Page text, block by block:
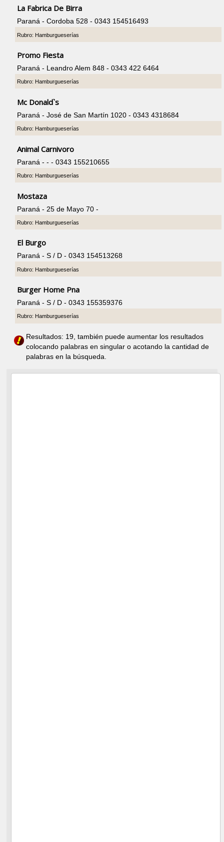
La Fabrica De Birra
Paraná - Cordoba 528 - 0343 154516493
Rubro: Hamburgueserías
Promo Fiesta
Paraná - Leandro Alem 848 - 0343 422 6464
Rubro: Hamburgueserías
Mc Donald`s
Paraná - José de San Martín 1020 - 0343 4318684
Rubro: Hamburgueserías
Animal Carnivoro
Paraná - - - 0343 155210655
Rubro: Hamburgueserías
Mostaza
Paraná - 25 de Mayo 70 -
Rubro: Hamburgueserías
El Burgo
Paraná - S / D - 0343 154513268
Rubro: Hamburgueserías
Burger Home Pna
Paraná - S / D - 0343 155359376
Rubro: Hamburgueserías
Resultados: 19, también puede aumentar los resultados
colocando palabras en singular o acotando la cantidad de
palabras en la búsqueda.